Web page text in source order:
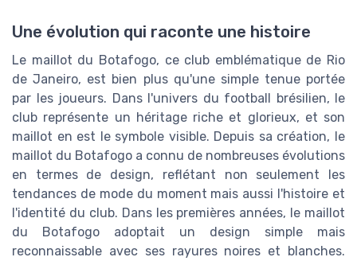
Une évolution qui raconte une histoire
Le maillot du Botafogo, ce club emblématique de Rio
de Janeiro, est bien plus qu'une simple tenue portée
par les joueurs. Dans l'univers du football brésilien, le
club représente un héritage riche et glorieux, et son
maillot en est le symbole visible. Depuis sa création, le
maillot du Botafogo a connu de nombreuses évolutions
en termes de design, reflétant non seulement les
tendances de mode du moment mais aussi l'histoire et
l'identité du club. Dans les premières années, le maillot
du Botafogo adoptait un design simple mais
reconnaissable avec ses rayures noires et blanches.